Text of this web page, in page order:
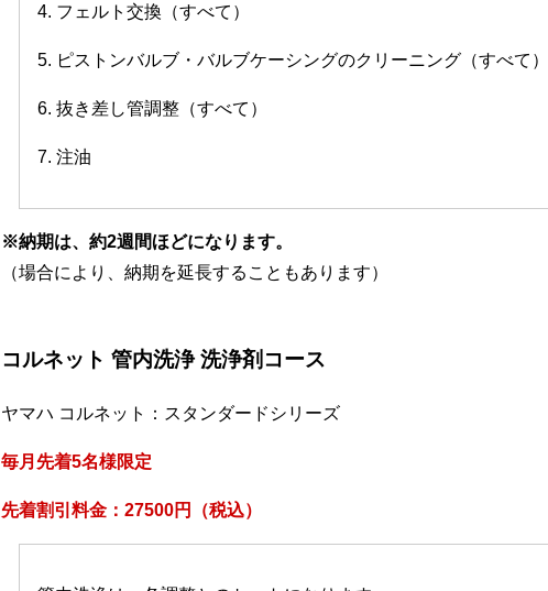
4. フェルト交換（すべて）
5. ピストンバルブ・バルブケーシングのクリーニング（すべて）
6. 抜き差し管調整（すべて）
7. 注油
※納期は、約2週間ほどになります。
（場合により、納期を延長することもあります）
コルネット 管内洗浄 洗浄剤コース
ヤマハ コルネット：スタンダードシリーズ
毎月先着5名様限定
先着割引料金：27500円（税込）